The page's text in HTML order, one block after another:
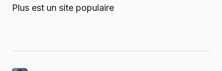
Plus est un site populaire